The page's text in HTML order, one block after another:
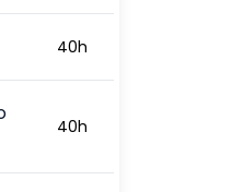
40h
40h